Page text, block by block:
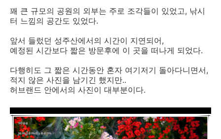
꽤 큰 규모의 공원의 외부는 주로 조각들이 있었고, 낚시
터 느낌의 공간도 있었다.
앞서 들렀던 성주산에서의 시간이 지연되어,
예정된 시간보다 짧은 방문후에 이 곳을 떠나게 되었다.
다행히도 그 짧은 시간동안 혼자 여기저기 돌아다니면서,
적지 않은 사진을 남기긴 했지만..
허브랜드 안에서의 사진이 대부분이다.